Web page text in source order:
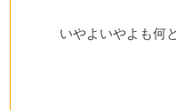
いやよいやよも何